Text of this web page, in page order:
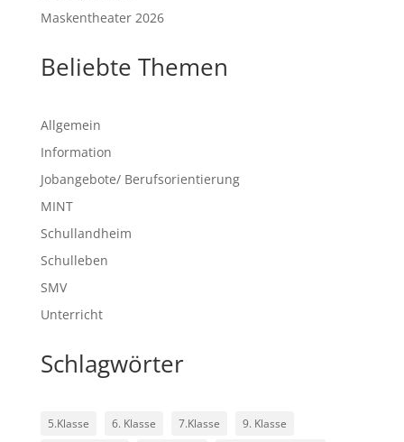
Maskentheater 2026
Beliebte Themen
Allgemein
Information
Jobangebote/ Berufsorientierung
MINT
Schullandheim
Schulleben
SMV
Unterricht
Schlagwörter
5.Klasse 6. Klasse 7.Klasse
9. Klasse